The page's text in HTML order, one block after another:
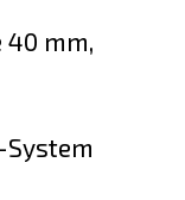
40 mm,